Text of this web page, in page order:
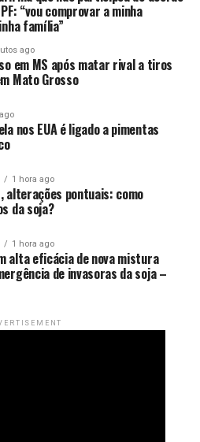
proposta implicaria renúncia
de impacto orçamentário e
vetou também um artigo que
multas aplicadas por
de pisos mínimos do frete.
a medida representa anistia
e renúncia de receita
financeiro.
pelo Congresso Nacional, que
los. Até lá, permanecem
da lei, incluindo as
mínimo do frete e o uso do
“vou comprovar a minha
família”
ago
em MS após matar rival a tiros
Mato Grosso
nos EUA é ligado a pimentas
1 hora ago
alterações pontuais: como
da soja?
1 hora ago
alta eficácia de nova mistura
de invasoras da soja –